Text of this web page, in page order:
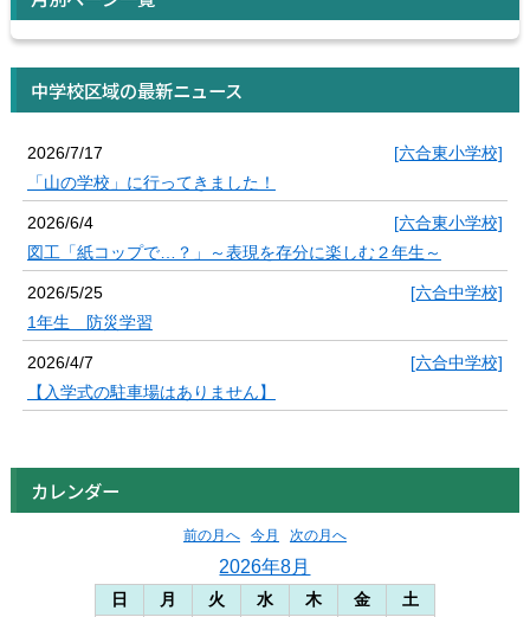
中学校区域の最新ニュース
2026/7/17
[六合東小学校]
「山の学校」に行ってきました！
2026/6/4
[六合東小学校]
図工「紙コップで…？」～表現を存分に楽しむ２年生～
2026/5/25
[六合中学校]
1年生 防災学習
2026/4/7
[六合中学校]
【入学式の駐車場はありません】
カレンダー
前の月へ 今月 次の月へ
2026年8月
日 月 火 水 木 金 土